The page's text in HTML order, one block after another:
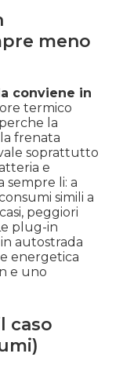
meno
conviene in
termico
la
frenata
soprattutto
e
sempre li: a
simili a
peggiori
plug-in
autostrada
energetica
e uno
caso